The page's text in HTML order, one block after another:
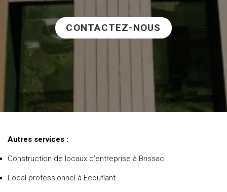
CONTACTEZ-NOUS
Autres services :
Construction de locaux d’entreprise à Brissac
Local professionnel à Ecouflant